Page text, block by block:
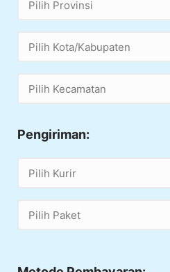
Pilih Provinsi
Pilih Kota/Kabupaten
Pilih Kecamatan
Pengiriman:
Pilih Kurir
Pilih Paket